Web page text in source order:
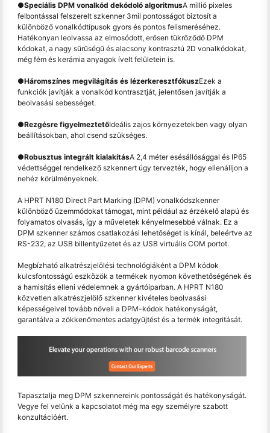
●Speciális DPM vonalkód dekódoló algoritmusA millió pixeles
felbontással felszerelt szkenner 3mil pontosságot biztosít a
különböző vonalkódtípusok gyors és pontos felismeréséhez.
Hatékonyan leolvassa az elmosódott, erősen tükröződő DPM
kódokat, a nagy sűrűségű és alacsony kontrasztú 2D vonalkódokat,
még fém és kerámia anyagok ívelt felületein is.
●Háromszínes megvilágítás és lézerkeresztfókuszEzek a
funkciók javítják a vonalkód kontrasztját, jelentősen javítják a
beolvasási sebességet.
●Rezgésre figyelmeztetőIdeális zajos környezetekben vagy olyan
beállításokban, ahol csend szükséges.
●Robusztus integrált kialakításA 2,4 méter esésállósággal és IP65
védettséggel rendelkező szkennert úgy tervezték, hogy ellenálljon a
nehéz körülményeknek.
A HPRT N180 Direct Part Marking (DPM) vonalkódszkenner
különböző üzemmódokat támogat, mint például az érzékelő alapú és
folyamatos olvasás, így a műveletek kényelmesebbé válnak. Ez a
DPM szkenner számos csatlakozási lehetőséget is kínál, beleértve az
RS-232, az USB billentyűzetet és az USB virtuális COM portot.
Megbízható alkatrészjelölési technológiáként a DPM kódok
kulcsfontosságú eszközök a termékek nyomon követhetőségének és
a hamisítás elleni védelemnek a gyártóiparban. A HPRT N180
közvetlen alkatrészjelölő szkenner kivételes beolvasási
képességeivel tovább növeli a DPM-kódok hatékonyságát,
garantálva a zökkenőmentes adatgyűjtést és a termék integritását.
Tapasztalja meg DPM szkennereink pontosságát és hatékonyságát.
Vegye fel velünk a kapcsolatot még ma egy személyre szabott
konzultációért.